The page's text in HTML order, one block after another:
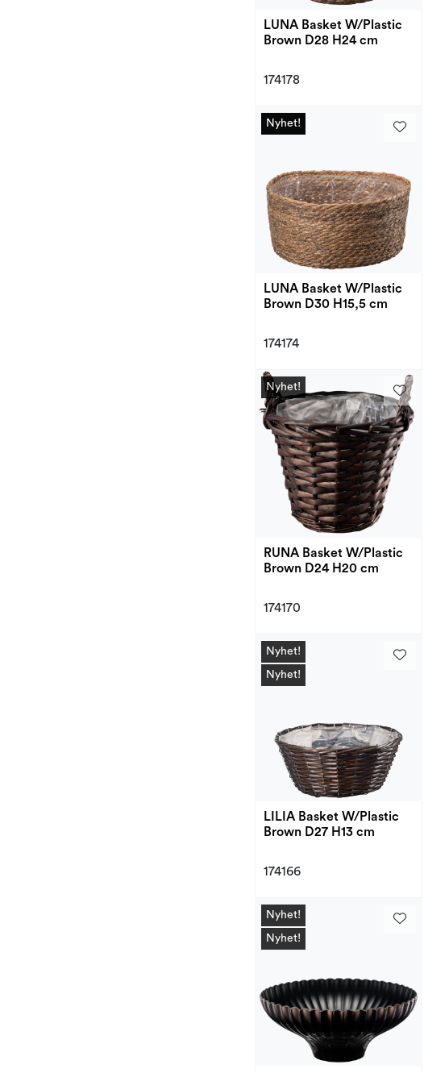
LUNA Basket W/Plastic
Brown D28 H24 cm
174178
Nyhet!
Nyhet!
LUNA Basket W/Plastic
Brown D30 H15,5 cm
174174
Nyhet!
RUNA Basket W/Plastic
Brown D24 H20 cm
174170
Nyhet!
Nyhet!
LILIA Basket W/Plastic
Brown D27 H13 cm
174166
Nyhet!
Nyhet!